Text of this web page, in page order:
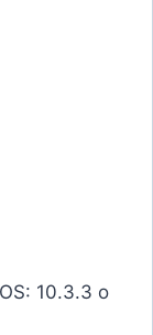
10.3.3 o